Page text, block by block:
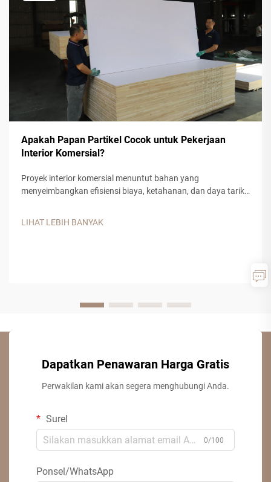
Apakah Papan Partikel Cocok untuk Pekerjaan
Interior Komersial?
Proyek interior komersial menuntut bahan yang
menyeimbangkan efisiensi biaya, ketahanan, dan daya tarik
LIHAT LEBIH BANYAK
Dapatkan Penawaran Harga Gratis
Perwakilan kami akan segera menghubungi Anda.
Surel
0/100
Ponsel/WhatsApp